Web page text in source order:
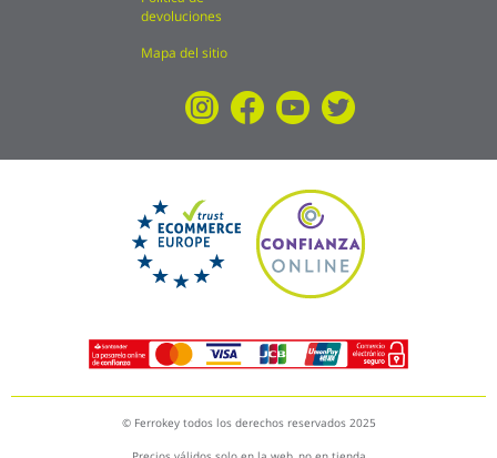
devoluciones
Mapa del sitio
© Ferrokey todos los derechos reservados 2025